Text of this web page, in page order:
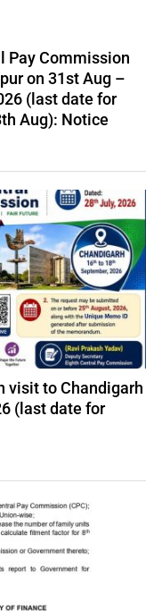
Pay Commission
on 31st Aug –
(last date for
Aug): Notice
visit to Chandigarh
(last date for